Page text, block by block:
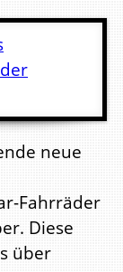
neue
Fahrräder
Diese
über